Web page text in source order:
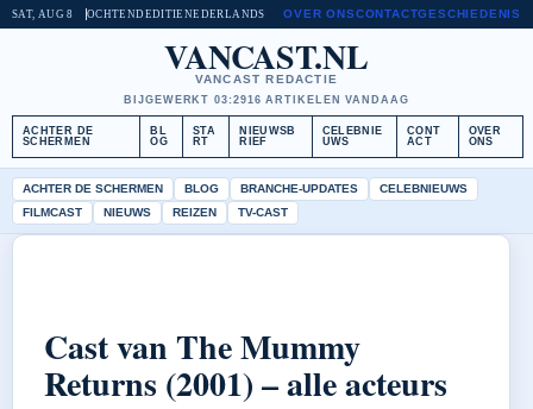
SAT, AUG 8 OCHTENDEDITIE NEDERLANDS OVER ONSCONTACTGESCHIEDENIS
VANCAST.NL
VANCAST REDACTIE
BIJGEWERKT 03:2916 ARTIKELEN VANDAAG
ACHTER DE
SCHERMEN
BL
OG
STA
RT
NIEUWSB
RIEF
CELEBNIE
UWS
CONT
ACT
OVER
ONS
ACHTER DE SCHERMEN BLOG BRANCHE-UPDATES
CELEBNIEUWS
FILMCAST
NIEUWS REIZEN TV-CAST
Cast van The Mummy
Returns (2001) – alle acteurs